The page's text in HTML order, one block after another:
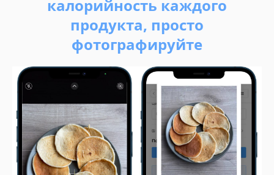
калорийность каждого
продукта, просто
фотографируйте